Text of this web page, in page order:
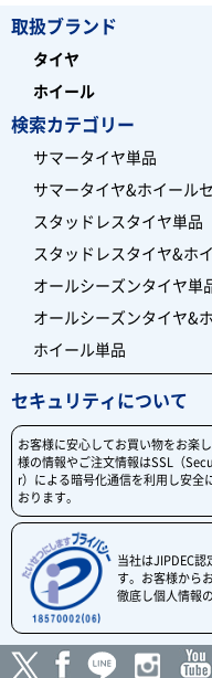
取扱ブランド
タイヤ
ホイール
検索カテゴリー
サマータイヤ単品
サマータイヤ&ホイール
スタッドレスタイヤ単品
スタッドレスタイヤ&ホ
オールシーズンタイヤ単
オールシーズンタイヤ&
ホイール単品
セキュリティについて
お客様に安心してお買い物をお楽
様の情報やご注文情報はSSL（
r）による暗号化通信を利用し安全
おります。
当社はJIPDEC
す。お客様から
徹底し個人情報